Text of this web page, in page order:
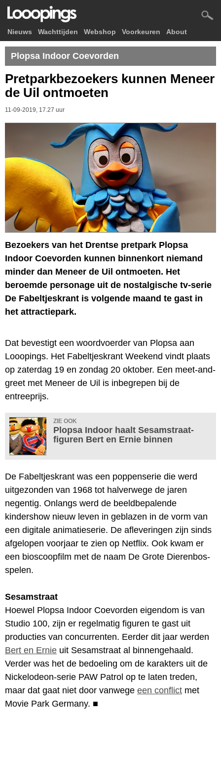
Nieuws Wachttijden Webshop Voorkeuren About
Plopsa Indoor Coevorden
Pretparkbezoekers kunnen Meneer
de Uil ontmoeten
11-09-2019, 17.27 uur
Bezoekers van het Drentse pretpark Plopsa
Indoor Coevorden kunnen binnenkort niemand
minder dan Meneer de Uil ontmoeten. Het
beroemde personage uit de nostalgische tv-serie
De Fabeltjeskrant is volgende maand te gast in
het attractiepark.
Dat bevestigt een woordvoerder van Plopsa aan
Looopings. Het Fabeltjeskrant Weekend vindt plaats
op zaterdag 19 en zondag 20 oktober. Een meet-and-
greet met Meneer de Uil is inbegrepen bij de
entreeprijs.
ZIE OOK
Plopsa Indoor haalt Sesamstraat-
figuren Bert en Ernie binnen
De Fabeltjeskrant was een poppenserie die werd
uitgezonden van 1968 tot halverwege de jaren
negentig. Onlangs werd de beeldbepalende
kindershow nieuw leven in geblazen in de vorm van
een digitale animatieserie. De afleveringen zijn sinds
afgelopen voorjaar te zien op Netflix. Ook kwam er
een bioscoopfilm met de naam De Grote Dierenbos-
spelen.
Sesamstraat
Hoewel Plopsa Indoor Coevorden eigendom is van
Studio 100, zijn er regelmatig figuren te gast uit
producties van concurrenten. Eerder dit jaar werden
Bert en Ernie uit Sesamstraat al binnengehaald.
Verder was het de bedoeling om de karakters uit de
Nickelodeon-serie PAW Patrol op te laten treden,
maar dat gaat niet door vanwege een conflict met
Movie Park Germany. ■